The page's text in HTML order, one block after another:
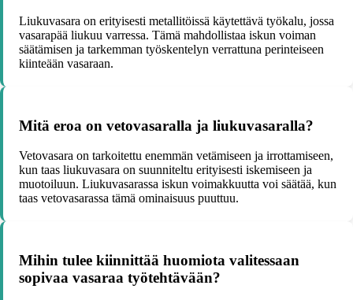
Liukuvasara on erityisesti metallitöissä käytettävä työkalu, jossa
vasarapää liukuu varressa. Tämä mahdollistaa iskun voiman
säätämisen ja tarkemman työskentelyn verrattuna perinteiseen
kiinteään vasaraan.
Mitä eroa on vetovasaralla ja liukuvasaralla?
Vetovasara on tarkoitettu enemmän vetämiseen ja irrottamiseen,
kun taas liukuvasara on suunniteltu erityisesti iskemiseen ja
muotoiluun. Liukuvasarassa iskun voimakkuutta voi säätää, kun
taas vetovasarassa tämä ominaisuus puuttuu.
Mihin tulee kiinnittää huomiota valitessaan
sopivaa vasaraa työtehtävään?